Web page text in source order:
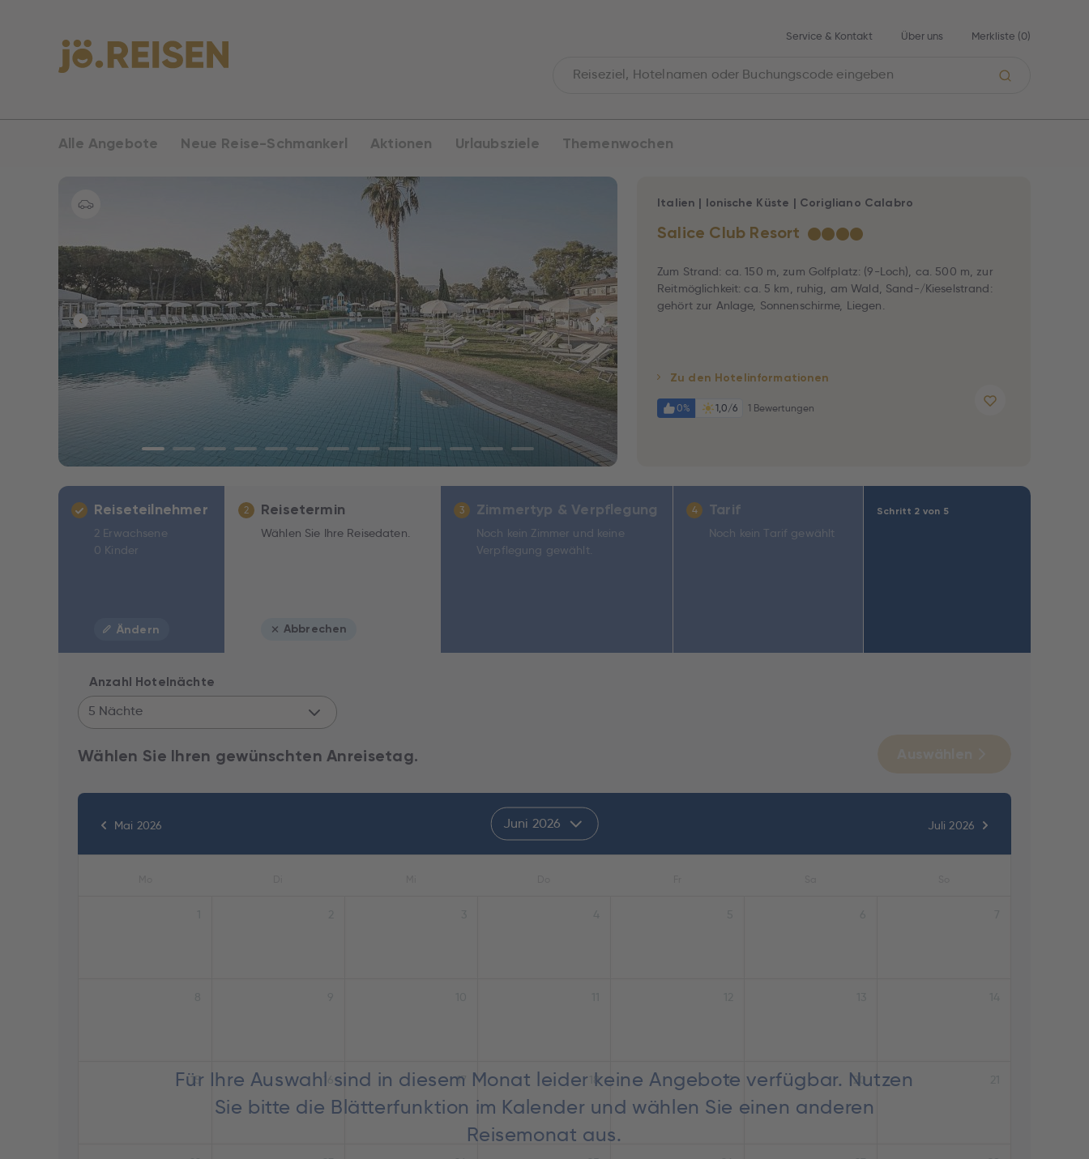
Service & Kontakt Über uns Merkliste (0)
Alle Angebote Neue Reise-Schmankerl Aktionen Urlaubsziele Themenwochen
Salice Club Resort ★★★★
Italien | Ionische Küste | Corigliano Calabro
Zum Strand: ca. 150 m, zum Golfplatz: (9-Loch), ca. 500 m, zur
Reitmöglichkeit: ca. 5 km, ruhig, am Wald, Sand-/Kieselstrand:
gehört zur Anlage, Sonnenschirme, Liegen.
Zu den Hotelinformationen
0% 1,0/6 1 Bewertungen
Schritt 2 von 5
Reiseteilnehmer
2 Erwachsene
0 Kinder
Ändern
2 Reisetermin
Wählen Sie Ihre Reisedaten.
Abbrechen
Anzahl Hotelnächte
5 Nächte
Wählen Sie Ihren gewünschten Anreisetag.
Mai 2026 Juni 2026 Juli 2026
Für Ihre Auswahl sind in diesem Monat leider keine Angebote verfügbar. Nutzen
Sie bitte die Blätterfunktion im Kalender und wählen Sie einen anderen
Reisemonat aus.
15 17 18 19 20
3 Zimmertyp & Verpflegung
Noch kein Zimmer und keine
Verpflegung gewählt.
4 Tarif
Noch kein Tarif gewählt